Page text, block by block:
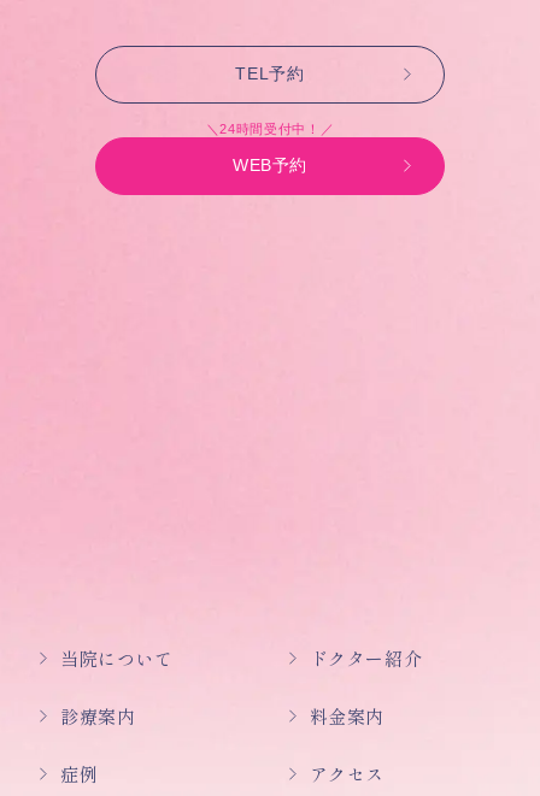
TEL予約
＼24時間受付中！／
WEB予約
当院について ドクター紹介
診療案内 料金案内
症例 アクセス